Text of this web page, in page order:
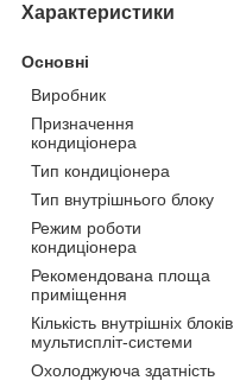
Характеристики
Основні
Виробник
Призначення
кондиціонера
Тип кондиціонера
Тип внутрішнього блоку
Режим роботи
кондиціонера
Рекомендована площа
приміщення
Кількість внутрішніх блоків
мультиспліт-системи
Охолоджуюча здатність